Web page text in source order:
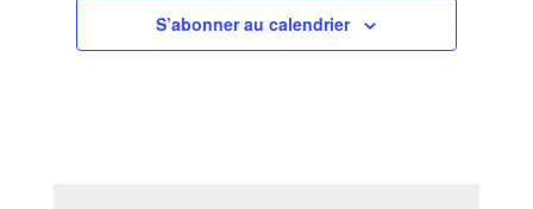
S’abonner au calendrier